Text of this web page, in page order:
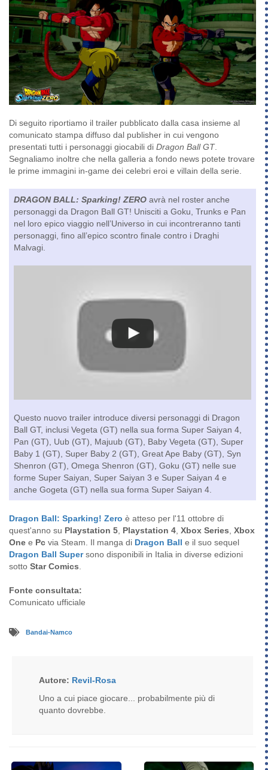
Di seguito riportiamo il trailer pubblicato dalla casa insieme al
comunicato stampa diffuso dal publisher in cui vengono
presentati tutti i personaggi giocabili di Dragon Ball GT.
Segnaliamo inoltre che nella galleria a fondo news potete trovare
le prime immagini in-game dei celebri eroi e villain della serie.
DRAGON BALL: Sparking! ZERO avrà nel roster anche
personaggi da Dragon Ball GT! Unisciti a Goku, Trunks e Pan
nel loro epico viaggio nell’Universo in cui incontreranno tanti
personaggi, fino all’epico scontro finale contro i Draghi
Malvagi.
Questo nuovo trailer introduce diversi personaggi di Dragon
Ball GT, inclusi Vegeta (GT) nella sua forma Super Saiyan 4,
Pan (GT), Uub (GT), Majuub (GT), Baby Vegeta (GT), Super
Baby 1 (GT), Super Baby 2 (GT), Great Ape Baby (GT), Syn
Shenron (GT), Omega Shenron (GT), Goku (GT) nelle sue
forme Super Saiyan, Super Saiyan 3 e Super Saiyan 4 e
anche Gogeta (GT) nella sua forma Super Saiyan 4.
Dragon Ball: Sparking! Zero è atteso per l'11 ottobre di
quest'anno su Playstation 5 Playstation 4 Xbox Series Xbox
One e Pc via Steam. Il manga di Dragon Ball e il suo sequel
Dragon Ball Super sono disponibili in Italia in diverse edizioni
sotto Star Comics
Fonte consultata:
Comunicato ufficiale
Bandai-Namco
Autore: Revil-Rosa
Uno a cui piace giocare... probabilmente più di
quanto dovrebbe.